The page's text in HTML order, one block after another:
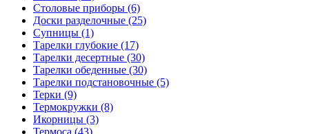
Столовые приборы (6)
Доски разделочные (25)
Супницы (1)
Тарелки глубокие (17)
Тарелки десертные (30)
Тарелки обеденные (30)
Тарелки подстановочные (5)
Терки (9)
Термокружки (8)
Икорницы (3)
Термоса (43)